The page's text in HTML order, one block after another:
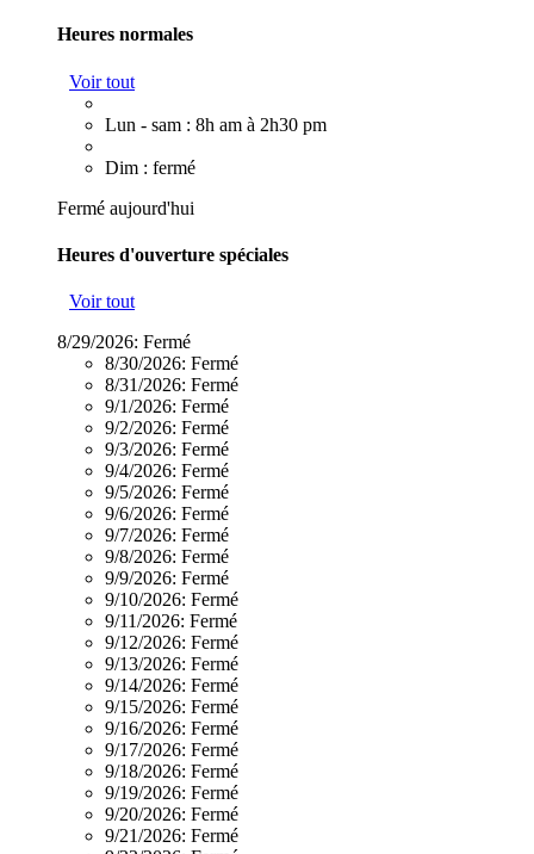
Heures normales
Voir tout
Lun - sam : 8h am à 2h30 pm
Dim : fermé
Fermé aujourd'hui
Heures d'ouverture spéciales
Voir tout
8/29/2026: Fermé
8/30/2026: Fermé
8/31/2026: Fermé
9/1/2026: Fermé
9/2/2026: Fermé
9/3/2026: Fermé
9/4/2026: Fermé
9/5/2026: Fermé
9/6/2026: Fermé
9/7/2026: Fermé
9/8/2026: Fermé
9/9/2026: Fermé
9/10/2026: Fermé
9/11/2026: Fermé
9/12/2026: Fermé
9/13/2026: Fermé
9/14/2026: Fermé
9/15/2026: Fermé
9/16/2026: Fermé
9/17/2026: Fermé
9/18/2026: Fermé
9/19/2026: Fermé
9/20/2026: Fermé
9/21/2026: Fermé